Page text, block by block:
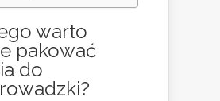
warto
pakować
do